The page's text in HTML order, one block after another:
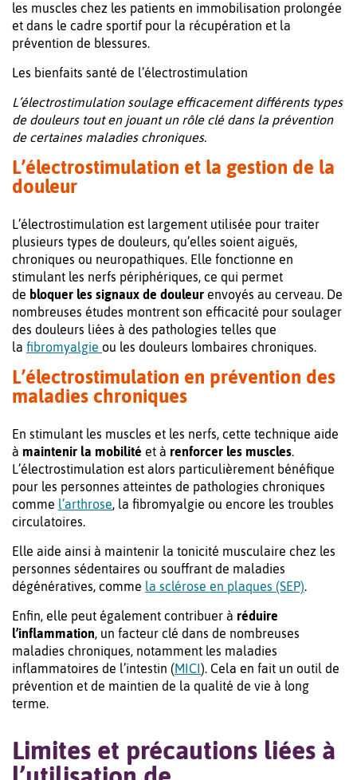
les muscles chez les patients en immobilisation prolongée
et dans le cadre sportif pour la récupération et la
prévention de blessures.
Les bienfaits santé de l’électrostimulation
L’électrostimulation soulage efficacement différents types
de douleurs tout en jouant un rôle clé dans la prévention
de certaines maladies chroniques.
L’électrostimulation et la gestion de la
douleur
L’électrostimulation est largement utilisée pour traiter
plusieurs types de douleurs, qu’elles soient aiguës,
chroniques ou neuropathiques. Elle fonctionne en
stimulant les nerfs périphériques, ce qui permet
de bloquer les signaux de douleur envoyés au cerveau. De
nombreuses études montrent son efficacité pour soulager
des douleurs liées à des pathologies telles que
la fibromyalgie ou les douleurs lombaires chroniques.
L’électrostimulation en prévention des
maladies chroniques
En stimulant les muscles et les nerfs, cette technique aide
à maintenir la mobilité et à renforcer les muscles.
L’électrostimulation est alors particulièrement bénéfique
pour les personnes atteintes de pathologies chroniques
comme l’arthrose, la fibromyalgie ou encore les troubles
circulatoires.
Elle aide ainsi à maintenir la tonicité musculaire chez les
personnes sédentaires ou souffrant de maladies
dégénératives, comme la sclérose en plaques (SEP).
Enfin, elle peut également contribuer à réduire
l’inflammation, un facteur clé dans de nombreuses
maladies chroniques, notamment les maladies
inflammatoires de l’intestin (MICI). Cela en fait un outil de
prévention et de maintien de la qualité de vie à long
terme.
Limites et précautions liées à